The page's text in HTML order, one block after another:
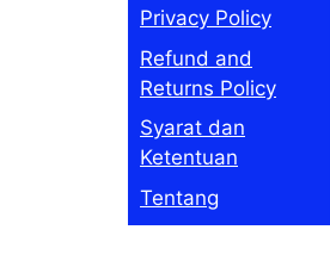
Privacy Policy
Refund and
Returns Policy
Syarat dan
Ketentuan
Tentang